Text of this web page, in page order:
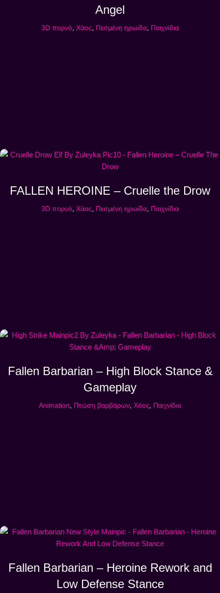
Angel
3D πορνό, Χάος, Πεσμένη ηρωίδα, Παιχνίδια
FALLEN HEROINE – Cruelle the Drow
3D πορνό Χάος Πεσμένη ηρωίδα Παιχνίδια
Fallen Barbarian – High Block Stance &
Gameplay
Animation, Πτώση βαρβάρων, Χάος, Παιχνίδια
Fallen Barbarian – Heroine Rework and
Low Defense Stance